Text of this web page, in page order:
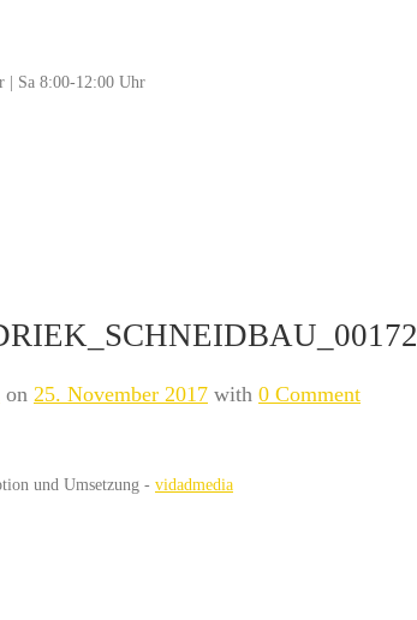
| Sa 8:00-12:00 Uhr
on 25. November 2017 with 0 Comment
und Umsetzung - vidadmedia